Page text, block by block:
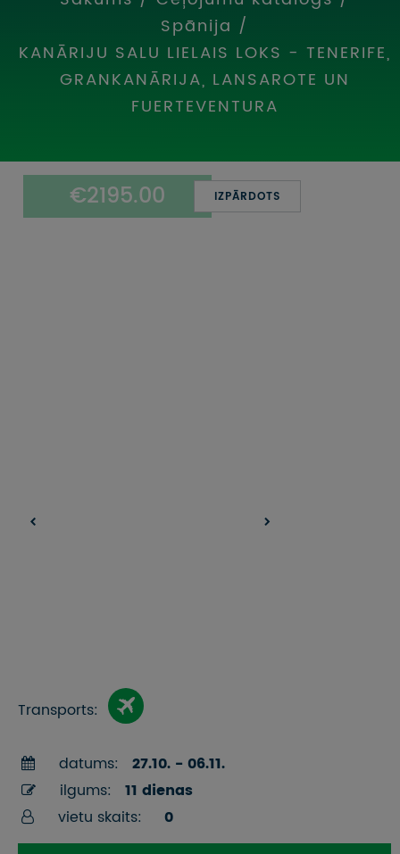
UZŅEMOŠAIS TŪRISMS
IMPRO KONKURSI
PIRMSLĪGUMA INFORMĀCIJA, KLIENTA LĪGUMS,
CEĻOJUMU APDROŠINĀŠANA
VĪZU ANKETAS
Spānija /
KANĀRIJU SALU LIELAIS LOKS - TENERIFE,
GRANKANĀRIJA, LANSAROTE UN
FUERTEVENTURA
€2195.00 IZPĀRDOTS
Transports:
datums:
27.10. - 06.11.
ilgums:
11 dienas
vietu skaits:
0